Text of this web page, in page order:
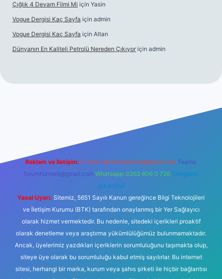
Çığlık 4 Devam Filmi Mi için Yasin
Vogue Dergisi Kaç Sayfa için admin
Vogue Dergisi Kaç Sayfa için Altan
Dünyanın En Kaliteli Petrolü Nereden Çıkıyor için admin
Reklam ve İletişim: E-mail: backlinkpaneli@gmail.com Teams:
forumhizmeti@gmail.com Whatsapp: 0262 606 0 726 Telegram:
@karabul
Yasal Uyarı: Sitemiz, 5651 Sayılı Kanun gereğince Bilgi Teknolojileri
ve İletişim Kurumu (BTK) tarafından onaylanmış bir Yer Sağlayıcı
olarak hizmet vermektedir. Bu nedenle, sitedeki içerikleri proaktif
olarak denetleme veya araştırma yükümlülüğümüz bulunmamaktadır.
Ancak, üyelerimiz yazdıkları içeriklerin sorumluluğunu taşımakta olup,
siteye üye olarak bu sorumluluğu kabul etmiş sayılırlar. Bu internet
sitesi, herhangi bir marka, kurum veya şahıs şirketi ile hiçbir bağlantısı